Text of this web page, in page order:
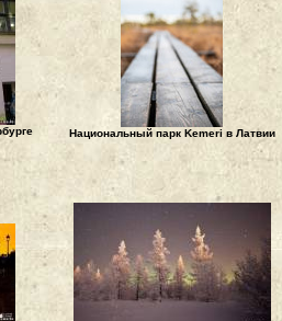
Национальный парк Kemeri в Латвии